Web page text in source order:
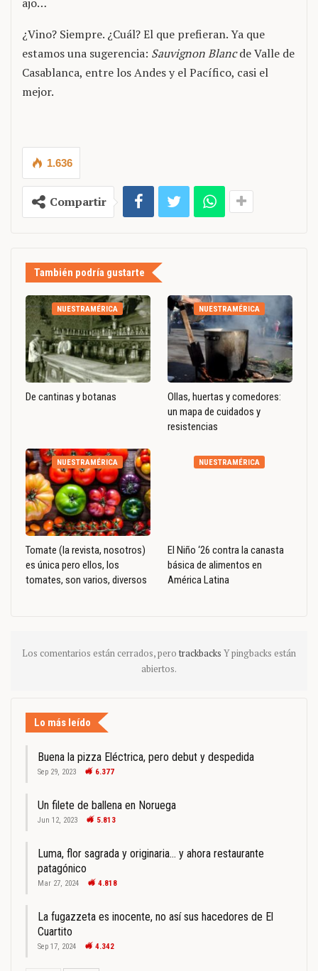
¿Vino? Siempre. ¿Cuál? El que prefieran. Ya que
estamos una sugerencia: Sauvignon Blancde Valle de
Casablanca, entre los Andes y el Pacífico, casi el
mejor.
1.636
Compartir
También podría gustarte
NUESTRAMÉRICA
De cantinas y botanas
NUESTRAMÉRICA
Ollas, huertas y comedores:
un mapa de cuidados y
resistencias
NUESTRAMÉRICA
Tomate (la revista, nosotros)
es única pero ellos, los
tomates, son varios, diversos
NUESTRAMÉRICA
El Niño ‘26 contra la canasta
básica de alimentos en
América Latina
Los comentarios están cerrados, pero trackbacks Y pingbacks están
abiertos.
Lo más leído
Buena la pizza Eléctrica, pero debut y despedida
Sep 29, 2023 6.377
Un filete de ballena en Noruega
Jun 12, 2023 5.813
Luma, flor sagrada y originaria… y ahora restaurante
patagónico
Mar 27, 2024 4.818
La fugazzeta es inocente, no así sus hacedores de El
Cuartito
Sep 17, 2024 4.342